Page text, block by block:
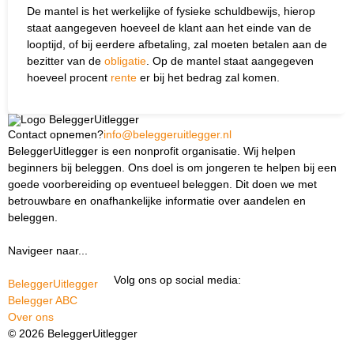
De mantel is het werkelijke of fysieke schuldbewijs, hierop
staat aangegeven hoeveel de klant aan het einde van de
looptijd, of bij eerdere afbetaling, zal moeten betalen aan de
bezitter van de obligatie . Op de mantel staat aangegeven
hoeveel procent rente er bij het bedrag zal komen.
Contact opnemen?info@beleggeruitlegger.nl
BeleggerUitlegger is een nonprofit organisatie. Wij helpen
beginners bij beleggen. Ons doel is om jongeren te helpen bij een
goede voorbereiding op eventueel beleggen. Dit doen we met
betrouwbare en onafhankelijke informatie over aandelen en
beleggen.
Navigeer naar...
BeleggerUitlegger
Belegger ABC
Over ons
Volg ons op social media:
© 2026 BeleggerUitlegger